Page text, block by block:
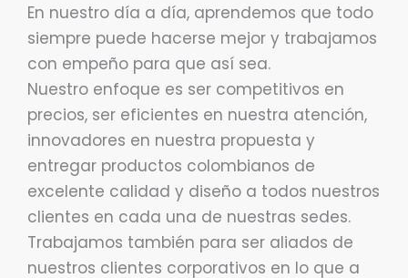
En nuestro día a día, aprendemos que todo
siempre puede hacerse mejor y trabajamos
con empeño para que así sea.
Nuestro enfoque es ser competitivos en
precios, ser eficientes en nuestra atención,
innovadores en nuestra propuesta y
entregar productos colombianos de
excelente calidad y diseño a todos nuestros
clientes en cada una de nuestras sedes.
Trabajamos también para ser aliados de
nuestros clientes corporativos en lo que a